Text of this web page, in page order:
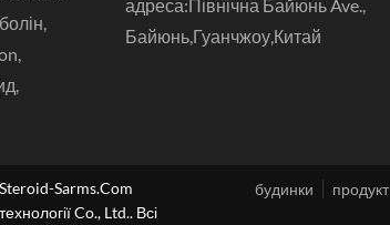
адреса:Північна Байюнь Ave.,
Байюнь,Гуанчжоу,Китай
Sarms.Com
Co., Ltd.. Всі
будинки продукт